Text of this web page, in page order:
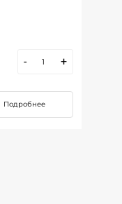
- +
Подробнее